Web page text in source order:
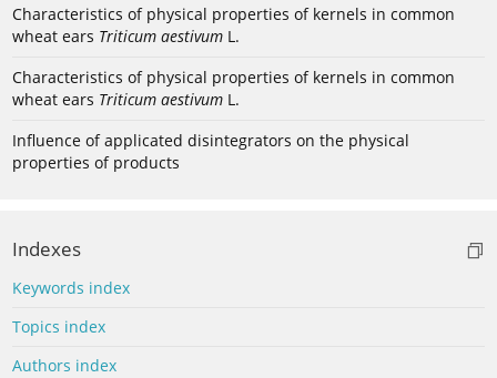
Characteristics of physical properties of kernels in common
wheat ears Triticum aestivum L.
Characteristics of physical properties of kernels in common
wheat ears Triticum aestivum L.
Influence of applicated disintegrators on the physical
properties of products
Indexes
Keywords index
Topics index
Authors index